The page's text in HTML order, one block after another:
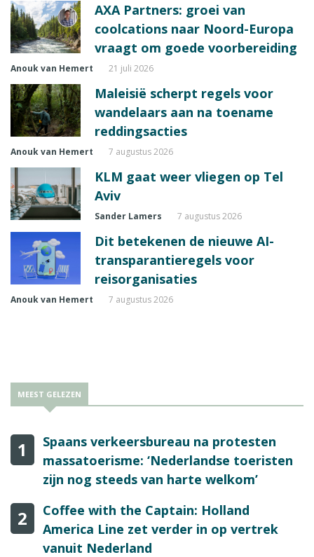
AXA Partners: groei van
coolcations naar Noord-Europa
vraagt om goede voorbereiding
Anouk van Hemert 21 juli 2026
Maleisië scherpt regels voor
wandelaars aan na toename
reddingsacties
Anouk van Hemert 7 augustus 2026
KLM gaat weer vliegen op Tel
Aviv
Sander Lamers 7 augustus 2026
Dit betekenen de nieuwe AI-
transparantieregels voor
reisorganisaties
Anouk van Hemert 7 augustus 2026
MEEST GELEZEN
1
Spaans verkeersbureau na protesten
massatoerisme: ‘Nederlandse toeristen
zijn nog steeds van harte welkom’
2
Coffee with the Captain: Holland
America Line zet verder in op vertrek
vanuit Nederland